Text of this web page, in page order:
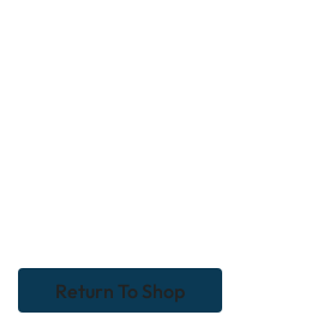
Return To Shop